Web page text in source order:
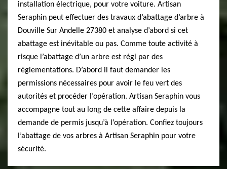
installation électrique, pour votre voiture. Artisan
Seraphin peut effectuer des travaux d’abattage d’arbre à
Douville Sur Andelle 27380 et analyse d’abord si cet
abattage est inévitable ou pas. Comme toute activité à
risque l’abattage d’un arbre est régi par des
règlementations. D’abord il faut demander les
permissions nécessaires pour avoir le feu vert des
autorités et procéder l’opération. Artisan Seraphin vous
accompagne tout au long de cette affaire depuis la
demande de permis jusqu’à l’opération. Confiez toujours
l’abattage de vos arbres à Artisan Seraphin pour votre
sécurité.